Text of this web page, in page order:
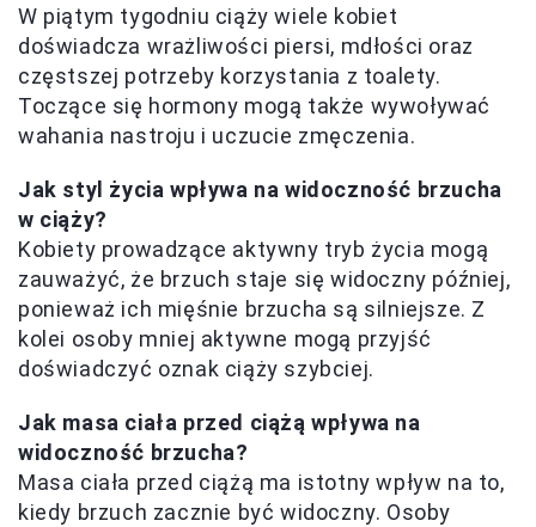
W piątym tygodniu ciąży wiele kobiet
doświadcza wrażliwości piersi, mdłości oraz
częstszej potrzeby korzystania z toalety.
Toczące się hormony mogą także wywoływać
wahania nastroju i uczucie zmęczenia.
Jak styl życia wpływa na widoczność brzucha
w ciąży?
Kobiety prowadzące aktywny tryb życia mogą
zauważyć, że brzuch staje się widoczny później,
ponieważ ich mięśnie brzucha są silniejsze. Z
kolei osoby mniej aktywne mogą przyjść
doświadczyć oznak ciąży szybciej.
Jak masa ciała przed ciążą wpływa na
widoczność brzucha?
Masa ciała przed ciążą ma istotny wpływ na to,
kiedy brzuch zacznie być widoczny. Osoby